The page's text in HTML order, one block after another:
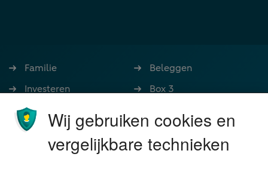
Familie
Investeren
Ondernemen
Stoppen met werken
Wonen
Beleggen
Box 3
Nalatenschap
Schenken
Wij gebruiken cookies en
vergelijkbare technieken